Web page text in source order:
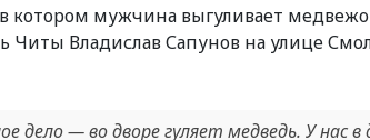
котором мужчина выгуливает
Читы Владислав Сапунов на улице
дело — во дворе гуляет медведь. У нас